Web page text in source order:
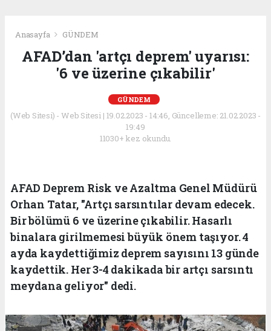
Anasayfa GÜNDEM
AFAD’dan 'artçı deprem' uyarısı:
'6 ve üzerine çıkabilir'
GÜNDEM
(Web Sitesi) - Web Sitesi | 19.02.2023 - 14:46, Güncelleme: 21.02.2023 -
19:49
11030+ kez okundu.
AFAD Deprem Risk ve Azaltma Genel Müdürü
Orhan Tatar, "Artçı sarsıntılar devam edecek.
Bir bölümü 6 ve üzerine çıkabilir. Hasarlı
binalara girilmemesi büyük önem taşıyor. 4
ayda kaydettiğimiz deprem sayısını 13 günde
kaydettik. Her 3-4 dakikada bir artçı sarsıntı
meydana geliyor" dedi.